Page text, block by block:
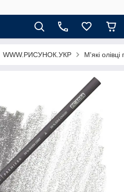
WWW.РИСУНОК.УКР М'які